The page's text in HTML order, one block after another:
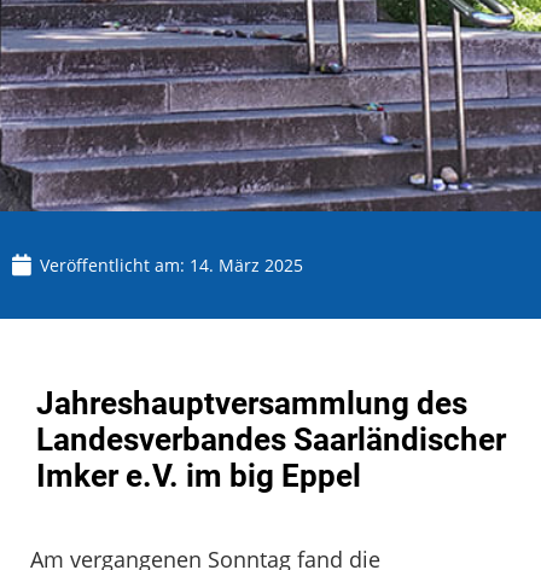
Veröffentlicht am: 14. März 2025
Jahreshauptversammlung des
Landesverbandes Saarländischer
Imker e.V. im big Eppel
Am vergangenen Sonntag fand die